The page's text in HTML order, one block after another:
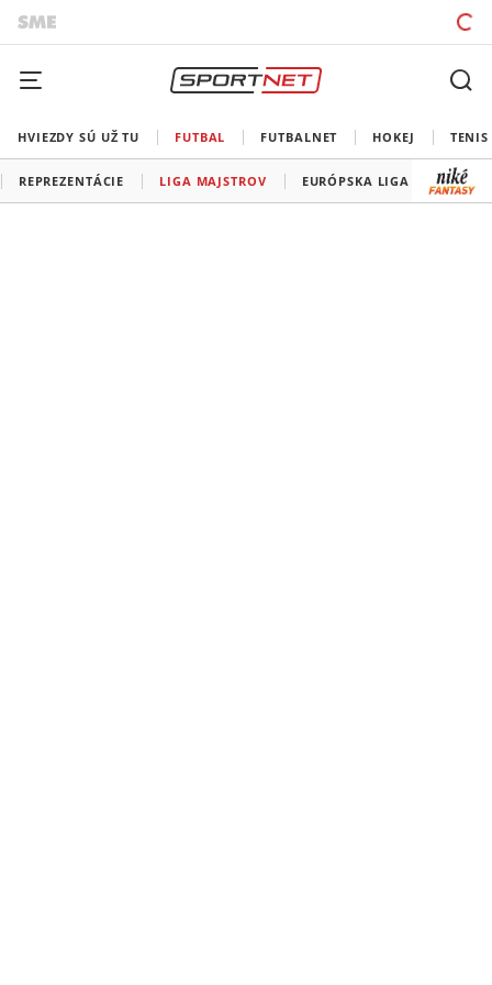
HVIEZDY SÚ UŽ TU FUTBAL FUTBALNET HOKEJ TENIS
REPREZENTÁCIE LIGA MAJSTROV EURÓPSKA LIGA